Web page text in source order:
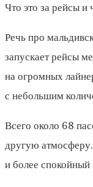
Что это за рейсы и
Речь про
запускает рейсы
на огромных
с небольшим
Всего около 68
другую
и более спокойный